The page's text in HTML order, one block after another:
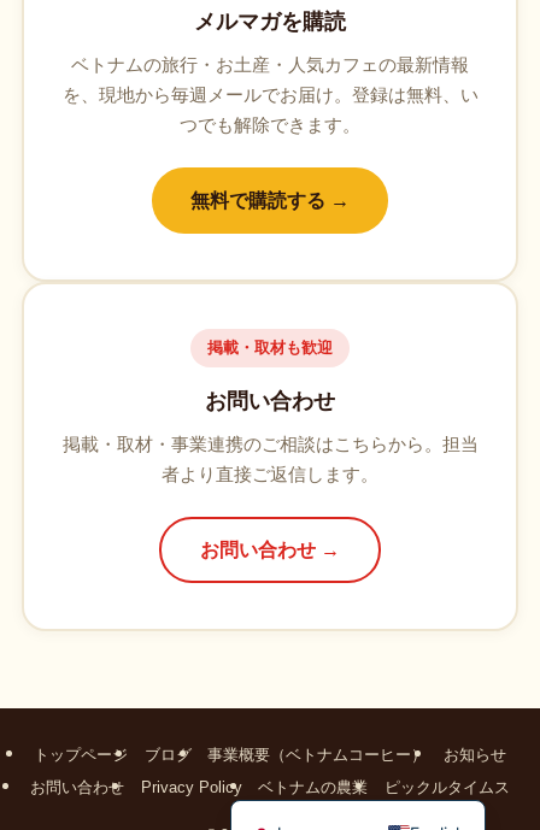
メルマガを購読
ベトナムの旅行・お土産・人気カフェの最新情報
を、現地から毎週メールでお届け。登録は無料、い
つでも解除できます。
無料で購読する →
掲載・取材も歓迎
お問い合わせ
掲載・取材・事業連携のご相談はこちらから。担当
者より直接ご返信します。
お問い合わせ →
トップページ ブログ 事業概要（ベトナムコーヒー）
お知らせ
お問い合わせ
Privacy Policy ベトナムの農業 ピックルタイムス